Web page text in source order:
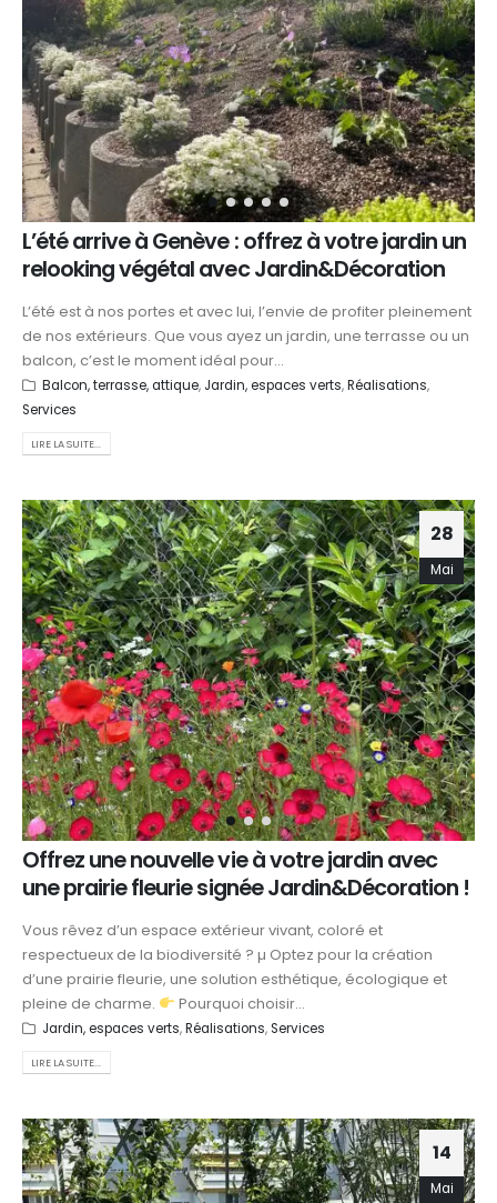
L’été arrive à Genève : offrez à votre jardin un
relooking végétal avec Jardin&Décoration
L’été est à nos portes et avec lui, l’envie de profiter pleinement
de nos extérieurs. Que vous ayez un jardin, une terrasse ou un
balcon, c’est le moment idéal pour...
Balcon, terrasse, attique, Jardin, espaces verts,Réalisations,
Services
LIRE LA SUITE...
28
Mai
Offrez une nouvelle vie à votre jardin avec
une prairie fleurie signée Jardin&Décoration !
Vous rêvez d’un espace extérieur vivant, coloré et
respectueux de la biodiversité ? µ Optez pour la création
d’une prairie fleurie, une solution esthétique, écologique et
pleine de charme.
Pourquoi choisir...
Jardin, espaces verts,Réalisations,Services
LIRE LA SUITE...
14
Mai